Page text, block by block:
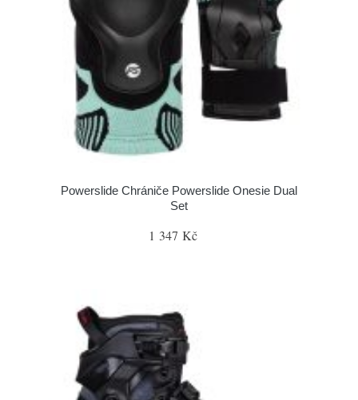
Powerslide Chrániče Powerslide Onesie Dual
Set
1 347 Kč